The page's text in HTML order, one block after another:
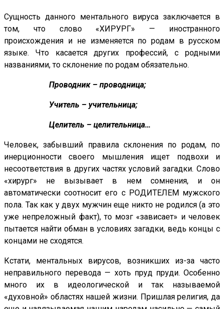
Сущность данного ментального вируса заключается в
том, что слово «ХИРУРГ» — иностранного
происхождения и не изменяется по родам в русском
языке. Что касается других профессий, с родными
названиями, то склонение по родам обязательно.
Проводник – проводница;
Учитель – учительница;
Целитель – целительница…
Человек, забывший правила склонения по родам, по
инерционности своего мышления ищет подвохи и
несоответствия в других частях условий загадки. Слово
«хирург» не вызывает в нем сомнения, и он
автоматически соотносит его с РОДИТЕЛЕМ мужского
пола. Так как у двух мужчин еще никто не родился (а это
уже непреложный факт), то мозг «зависает» и человек
пытается найти обман в условиях загадки, ведь концы с
концами не сходятся.
Кстати, ментальных вирусов, возникших из-за часто
неправильного перевода — хоть пруд пруди. Особенно
много их в идеологической и так называемой
«духовной» областях нашей жизни. Пришлая религия, да